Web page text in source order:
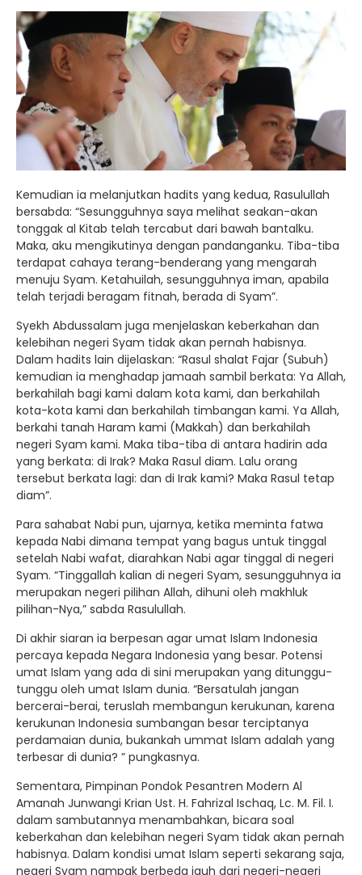
Kemudian ia melanjutkan hadits yang kedua, Rasulullah
bersabda: “Sesungguhnya saya melihat seakan-akan
tonggak al Kitab telah tercabut dari bawah bantalku.
Maka, aku mengikutinya dengan pandanganku. Tiba-tiba
terdapat cahaya terang-benderang yang mengarah
menuju Syam. Ketahuilah, sesungguhnya iman, apabila
telah terjadi beragam fitnah, berada di Syam”.
Syekh Abdussalam juga menjelaskan keberkahan dan
kelebihan negeri Syam tidak akan pernah habisnya.
Dalam hadits lain dijelaskan: “Rasul shalat Fajar (Subuh)
kemudian ia menghadap jamaah sambil berkata: Ya Allah,
berkahilah bagi kami dalam kota kami, dan berkahilah
kota-kota kami dan berkahilah timbangan kami. Ya Allah,
berkahi tanah Haram kami (Makkah) dan berkahilah
negeri Syam kami. Maka tiba-tiba di antara hadirin ada
yang berkata: di Irak? Maka Rasul diam. Lalu orang
tersebut berkata lagi: dan di Irak kami? Maka Rasul tetap
diam”.
Para sahabat Nabi pun, ujarnya, ketika meminta fatwa
kepada Nabi dimana tempat yang bagus untuk tinggal
setelah Nabi wafat, diarahkan Nabi agar tinggal di negeri
Syam. “Tinggallah kalian di negeri Syam, sesungguhnya ia
merupakan negeri pilihan Allah, dihuni oleh makhluk
pilihan-Nya,” sabda Rasulullah.
Di akhir siaran ia berpesan agar umat Islam Indonesia
percaya kepada Negara Indonesia yang besar. Potensi
umat Islam yang ada di sini merupakan yang ditunggu-
tunggu oleh umat Islam dunia. “Bersatulah jangan
bercerai-berai, teruslah membangun kerukunan, karena
kerukunan Indonesia sumbangan besar terciptanya
perdamaian dunia, bukankah ummat Islam adalah yang
terbesar di dunia? ” pungkasnya.
Sementara, Pimpinan Pondok Pesantren Modern Al
Amanah Junwangi Krian Ust. H. Fahrizal Ischaq, Lc. M. Fil. I.
dalam sambutannya menambahkan, bicara soal
keberkahan dan kelebihan negeri Syam tidak akan pernah
habisnya. Dalam kondisi umat Islam seperti sekarang saja,
negeri Syam nampak berbeda jauh dari negeri-negeri